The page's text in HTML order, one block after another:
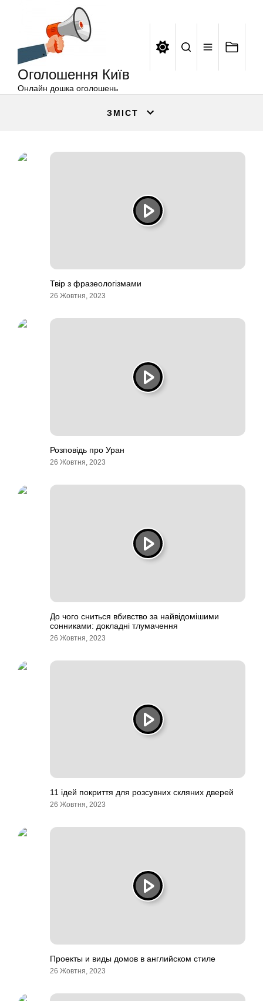
Оголошення Київ
Онлайн дошка оголошень
ЗМІСТ
Твір з фразеологізмами
26 Жовтня, 2023
Розповідь про Уран
26 Жовтня, 2023
До чого сниться вбивство за найвідомішими
сонниками: докладні тлумачення
26 Жовтня, 2023
11 ідей покриття для розсувних скляних дверей
26 Жовтня, 2023
Проекты и виды домов в английском стиле
26 Жовтня, 2023